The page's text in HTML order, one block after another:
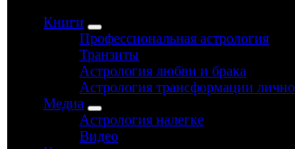
Книги
Профессиональная астрология
Транзиты
Астрология любви и брака
Астрология трансформации
Медиа
Астрология налегке
Видео